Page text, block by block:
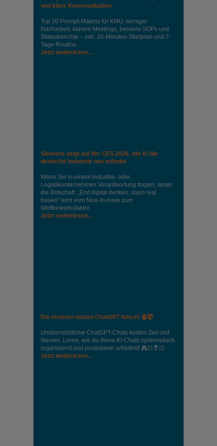
und klare Kommunikation
Top 20 Prompt-Makros für KMU: weniger
Nacharbeit, klarere Meetings, bessere SOPs und
Statusberichte – inkl. 30-Minuten-Startplan und 7-
Tage-Routine.
Jetzt weiterlesen…
Siemens zeigt auf der CES 2026, wie KI die
deutsche Industrie neu erfindet
Wenn Sie in einem Industrie‑ oder
Logistikunternehmen Verantwortung tragen, lautet
die Botschaft: „Erst digital denken, dann real
bauen“ wird vom Nice‑to‑have zum
Wettbewerbsfaktor.
Jetzt weiterlesen…
Die meisten nutzen ChatGPT falsch! 🤖🤯
Unübersichtliche ChatGPT-Chats kosten Zeit und
Nerven. Lerne, wie du deine Kl-Chats systematisch
organisierst und produktiver arbeitest! 👸🏻🤴🏻.
Jetzt weiterlesen…